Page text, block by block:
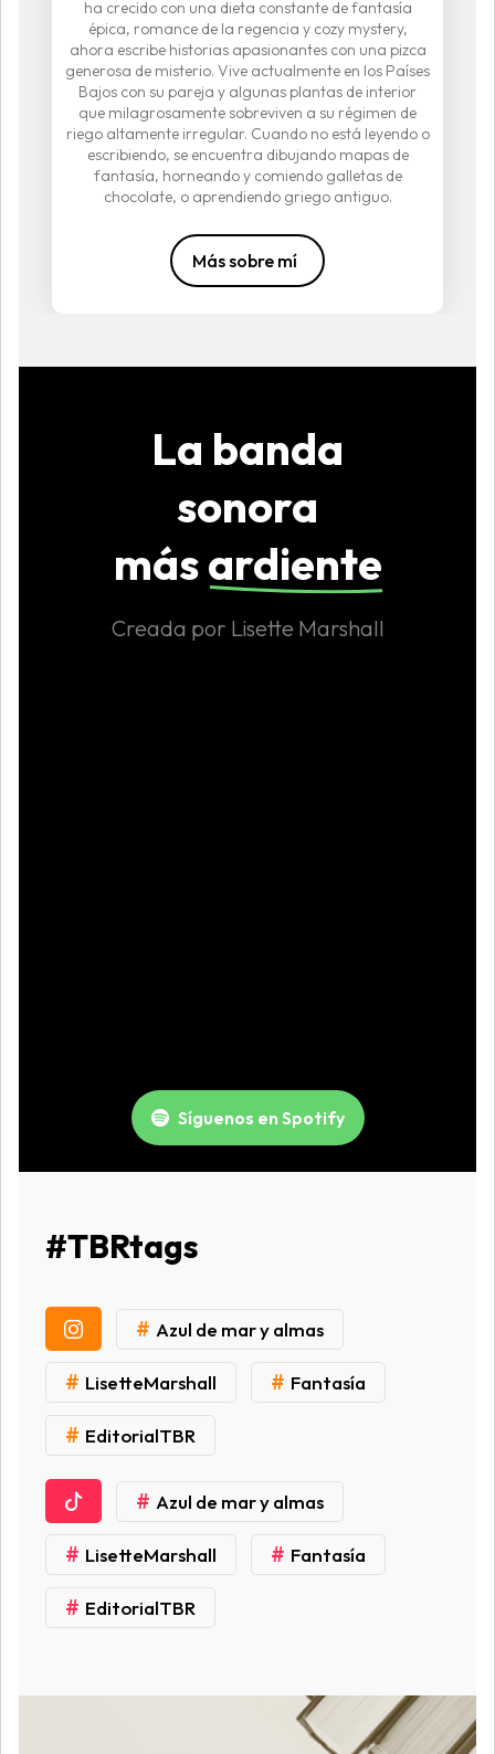
ha crecido con una dieta constante de fantasía
épica, romance de la regencia y cozy mystery,
ahora escribe historias apasionantes con una pizca
generosa de misterio. Vive actualmente en los Países
Bajos con su pareja y algunas plantas de interior
que milagrosamente sobreviven a su régimen de
riego altamente irregular. Cuando no está leyendo o
escribiendo, se encuentra dibujando mapas de
fantasía, horneando y comiendo galletas de
chocolate, o aprendiendo griego antiguo.
Más sobre mí
La banda
sonora
másardiente
Creada por Lisette Marshall
Síguenos en Spotify
#TBRtags
# Azul de mar y almas
# LisetteMarshall # Fantasía
# EditorialTBR
# Azul de mar y almas
# LisetteMarshall # Fantasía
# EditorialTBR